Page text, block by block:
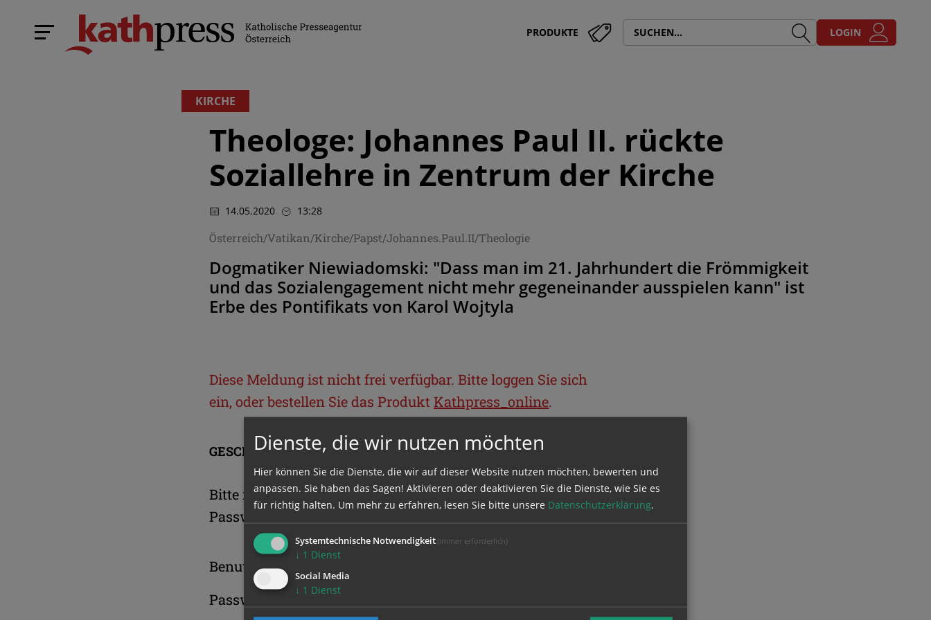
PRODUKTE LOGIN
KIRCHE
Theologe: Johannes Paul II. rückte
Soziallehre in Zentrum der Kirche
14.05.2020 13:28
Österreich/Vatikan/Kirche/Papst/Johannes.Paul.II/Theologie
Dogmatiker Niewiadomski: "Dass man im 21. Jahrhundert die Frömmigkeit
und das Sozialengagement nicht mehr gegeneinander ausspielen kann" ist
Erbe des Pontifikats von Karol Wojtyla
Diese Meldung ist nicht frei verfügbar. Bitte loggen Sie sich
ein, oder bestellen Sie das Produkt Kathpress_online.
GESCHÜTZTER BEREICH
Bitte melden Sie sich mit Ihrem Benutzernamen und
Passwort an.
Benutzername
Passwort
Dienste, die wir nutzen möchten
Hier können Sie die Dienste, die wir auf dieser Website nutzen möchten, bewerten und
anpassen. Sie haben das Sagen! Aktivieren oder deaktivieren Sie die Dienste, wie Sie es
für richtig halten. Um mehr zu erfahren, lesen Sie bitte unsere Datenschutzerklärung.
Systemtechnische Notwendigkeit (immer erforderlich)
↓ 1 Dienst
Social Media
↓ 1 Dienst